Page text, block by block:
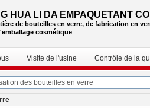
HUA LI DA EMPAQUETANT
de bouteilles en verre, de fabrication en
cosmétique
Visite de l'usine Contrôle de la